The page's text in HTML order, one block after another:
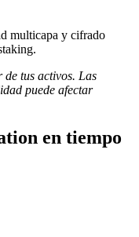
multicapa y cifrado
de tus activos. Las
puede afectar
en tiempo